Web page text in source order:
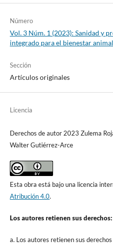
Número
Vol. 3 Núm. 1 (2023): Sanidad y
integrado para el bienestar animal
Sección
Artículos originales
Licencia
Derechos de autor 2023 Zulema
Walter Gutiérrez-Arce
Esta obra está bajo una licencia
Atribución 4.0.
Los autores retienen sus derechos:
a. Los autores retienen sus